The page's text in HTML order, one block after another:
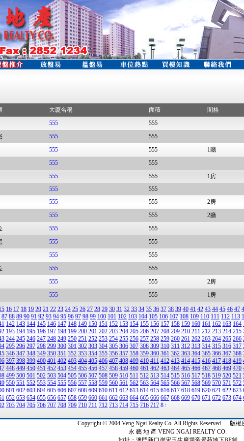
大廈名稱 面積 間格
555 555
555 555
555
555 1廳
555 555
555
555 1房
555
555
555
555 2房
555
555 2廳
555 555
555 555
555 555
555 555
555
555 2房
555
555 1房
16 17 18 19 20 21 22 23 24 25 26 27 28 29 30 31 32 33 34 35 36 37 38 39 40 41 42 43 44 45 46 47
87 88 89 90 91 92 93 94 95 96 97 98 99 100 101 102 103 104 105 106 107 108 109 110 111 112 113
142 143 144 145 146 147 148 149 150 151 152 153 154 155 156 157 158 159 160 161 162 163 164
193 194 195 196 197 198 199 200 201 202 203 204 205 206 207 208 209 210 211 212 213 214 215
244 245 246 247 248 249 250 251 252 253 254 255 256 257 258 259 260 261 262 263 264 265 266
295 296 297 298 299 300 301 302 303 304 305 306 307 308 309 310 311 312 313 314 315 316 317
346 347 348 349 350 351 352 353 354 355 356 357 358 359 360 361 362 363 364 365 366 367 368
397 398 399 400 401 402 403 404 405 406 407 408 409 410 411 412 413 414 415 416 417 418 419
448 449 450 451 452 453 454 455 456 457 458 459 460 461 462 463 464 465 466 467 468 469 470
499 500 501 502 503 504 505 506 507 508 509 510 511 512 513 514 515 516 517 518 519 520 521
550 551 552 553 554 555 556 557 558 559 560 561 562 563 564 565 566 567 568 569 570 571 572
601 602 603 604 605 606 607 608 609 610 611 612 613 614 615 616 617 618 619 620 621 622 623
652 653 654 655 656 657 658 659 660 661 662 663 664 665 666 667 668 669 670 671 672 673 674
703 704 705 706 707 708 709 710 711 712 713 714 715 716 717 8 :
Copyright © 2004 Veng Ngai Realty Co. All Rights Reserved. 版
永 藝 地 產 VENG NGAI REALTY CO.